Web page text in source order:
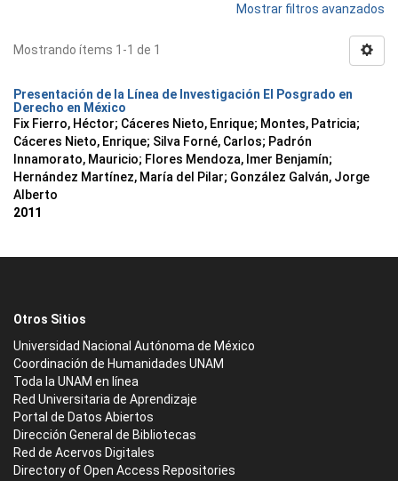
Mostrar filtros avanzados
Mostrando ítems 1-1 de 1
Presentación de la Línea de Investigación El Posgrado en
Derecho en México
Fix Fierro, Héctor; Cáceres Nieto, Enrique; Montes, Patricia;
Cáceres Nieto, Enrique; Silva Forné, Carlos; Padrón
Innamorato, Mauricio; Flores Mendoza, Imer Benjamín;
Hernández Martínez, María del Pilar; González Galván, Jorge
Alberto
2011
Otros Sitios
Universidad Nacional Autónoma de México
Coordinación de Humanidades UNAM
Toda la UNAM en línea
Red Universitaria de Aprendizaje
Portal de Datos Abiertos
Dirección General de Bibliotecas
Red de Acervos Digitales
Directory of Open Access Repositories